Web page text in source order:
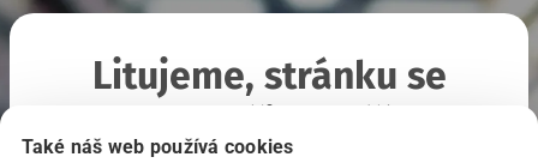
Také náš web používá cookies
Litujeme, stránku se